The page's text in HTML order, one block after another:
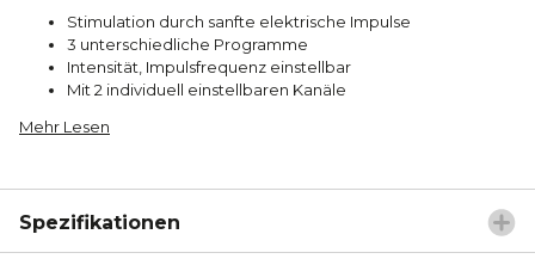
Stimulation durch sanfte elektrische Impulse
3 unterschiedliche Programme
Intensität, Impulsfrequenz einstellbar
Mit 2 individuell einstellbaren Kanäle
Mehr Lesen
Spezifikationen